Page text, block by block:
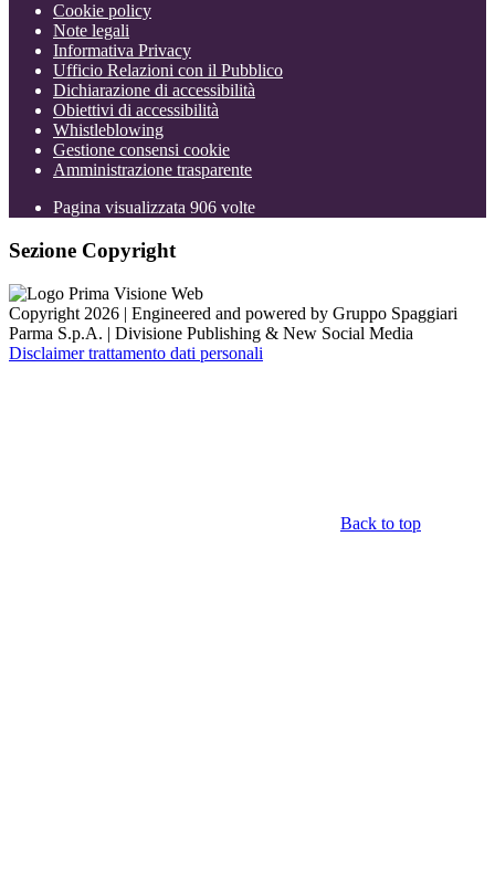
Cookie policy
Note legali
Informativa Privacy
Ufficio Relazioni con il Pubblico
Dichiarazione di accessibilità
Obiettivi di accessibilità
Whistleblowing
Gestione consensi cookie
Amministrazione trasparente
Pagina visualizzata 906 volte
Sezione Copyright
Copyright 2026 | Engineered and powered by Gruppo Spaggiari
Parma S.p.A. | Divisione Publishing & New Social Media
Disclaimer trattamento dati personali
Back to top